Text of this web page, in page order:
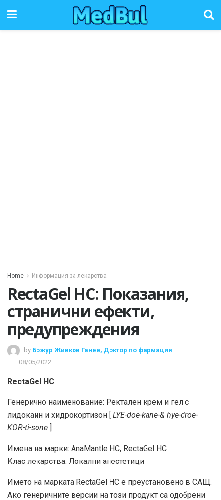
Home Информация за лекарства
RectaGel HC: Показания,
странични ефекти,
предупреждения
by Божур Живков Ганев, Доктор по фармация
08/05/2022
RectaGel HC
Генерично наименование: Ректален крем и гел с
лидокаин и хидрокортизон [ LYE-doe-kane-& hye-droe-
KOR-ti-sone ]
Имена на марки: AnaMantle HC, RectaGel HC
Клас лекарства: Локални анестетици
Името на марката RectaGel HC е преустановено в САЩ.
Ако генеричните версии на този продукт са одобрени